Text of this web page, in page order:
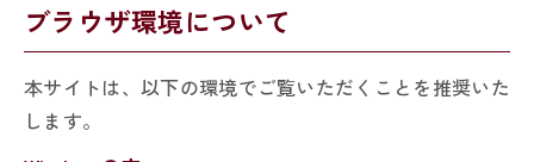
ブラウザ環境について
本サイトは、以下の環境でご覧いただくことを推奨いた
します。